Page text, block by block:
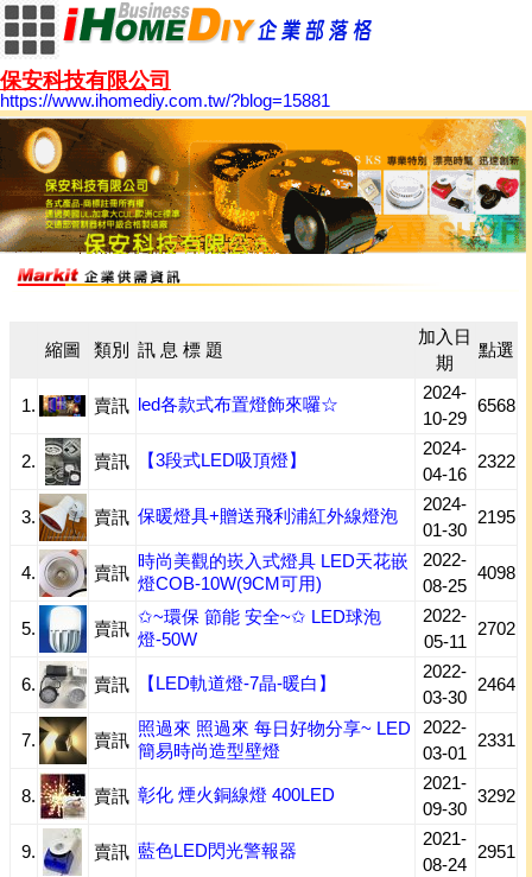
保安科技有限公司
https://www.ihomediy.com.tw/?blog=15881
縮圖 類別 訊 息 標 題
加入日
期
點選
1. 賣訊 led各款式布置燈飾來囉☆
2024-
10-29
6568
2. 賣訊 【3段式LED吸頂燈】
2024-
04-16
2322
3. 賣訊 保暖燈具+贈送飛利浦紅外線燈泡
2024-
01-30
2195
4. 賣訊
時尚美觀的崁入式燈具 LED天花嵌
燈COB-10W(9CM可用)
2022-
08-25
4098
5. 賣訊
✩~環保 節能 安全~✩ LED球泡
燈-50W
2022-
05-11
2702
6. 賣訊 【LED軌道燈-7晶-暖白】
2022-
03-30
2464
7. 賣訊
照過來 照過來 每日好物分享~ LED
簡易時尚造型壁燈
2022-
03-01
2331
8. 賣訊 彰化 煙火銅線燈 400LED
2021-
09-30
3292
9. 賣訊 藍色LED閃光警報器
2021-
08-24
2951